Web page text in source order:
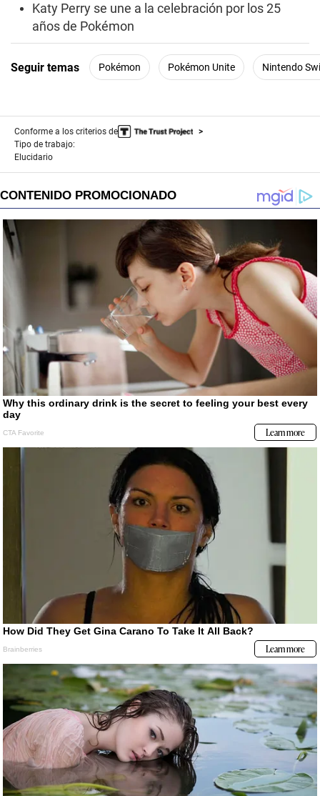
Katy Perry se une a la celebración por los 25
años de Pokémon
Seguir temas Pokémon Pokémon Unite Nintendo
Conforme a los criterios de
Tipo de trabajo:
Elucidario